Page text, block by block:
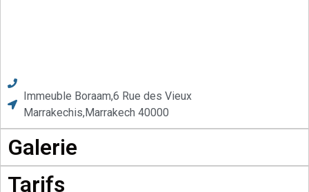
Immeuble Boraam,6 Rue des Vieux
Marrakechis,Marrakech 40000
Galerie
Tarifs